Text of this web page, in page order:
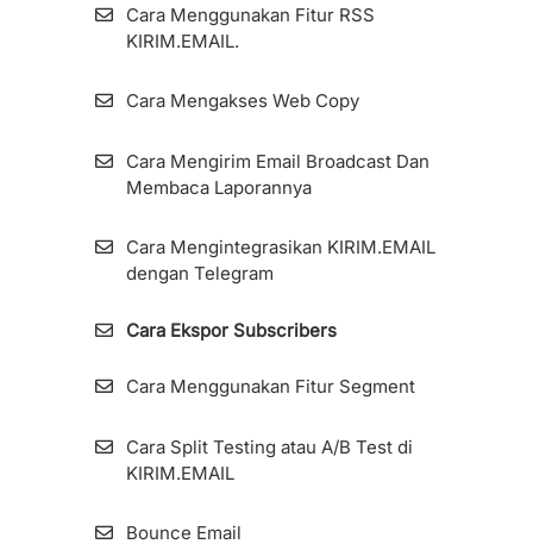
Cara Menggunakan Fitur RSS
KIRIM.EMAIL.
Cara Mengakses Web Copy
Cara Mengirim Email Broadcast Dan
Membaca Laporannya
Cara Mengintegrasikan KIRIM.EMAIL
dengan Telegram
Cara Ekspor Subscribers
Cara Menggunakan Fitur Segment
Cara Split Testing atau A/B Test di
KIRIM.EMAIL
Bounce Email